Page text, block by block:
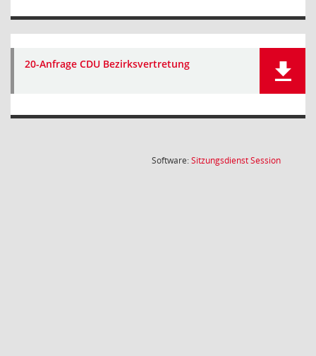
20-Anfrage CDU Bezirksvertretung
Software:SitzungsdienstSession(Wird in